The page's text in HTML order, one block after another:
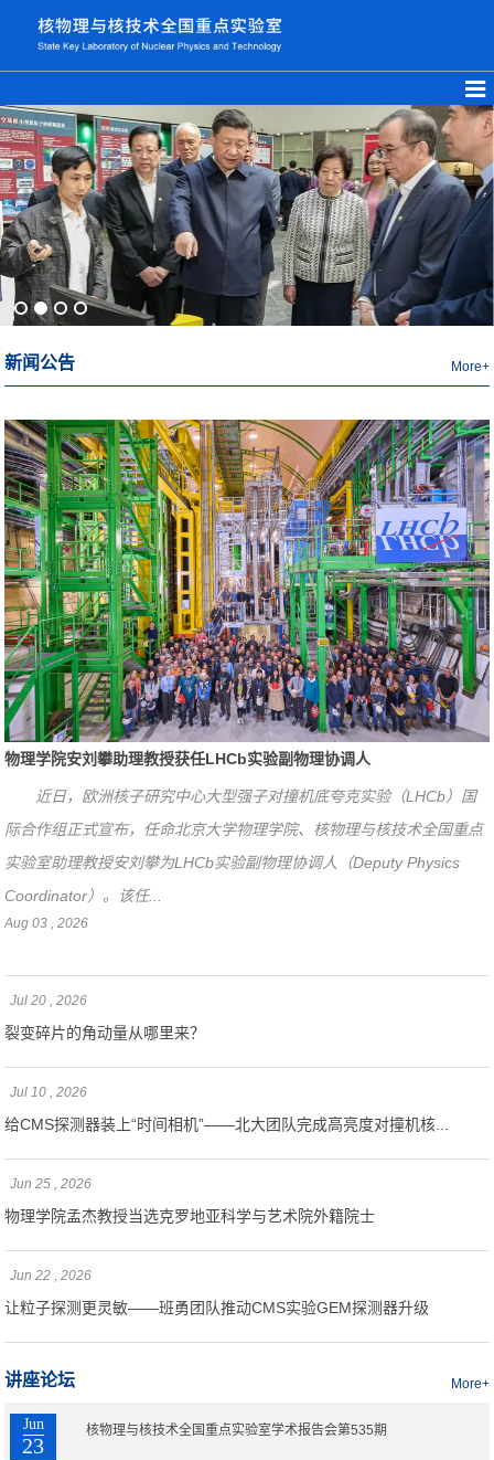
More+
新闻公告
物理学院安刘攀助理教授获任LHCb实验副物理协调人
近日，欧洲核子研究中心大型强子对撞机底夸克实验（LHCb）国
际合作组正式宣布，任命北京大学物理学院、核物理与核技术全国重点
实验室助理教授安刘攀为LHCb实验副物理协调人（Deputy Physics
Coordinator）。该任...
Aug 03 , 2026
Jul 20 , 2026
裂变碎片的角动量从哪里来？
Jul 10 , 2026
给CMS探测器装上“时间相机”——北大团队完成高亮度对撞机核...
Jun 25 , 2026
物理学院孟杰教授当选克罗地亚科学与艺术院外籍院士
Jun 22 , 2026
让粒子探测更灵敏——班勇团队推动CMS实验GEM探测器升级
More+
讲座论坛
Jun
23
核物理与核技术全国重点实验室学术报告会第535期